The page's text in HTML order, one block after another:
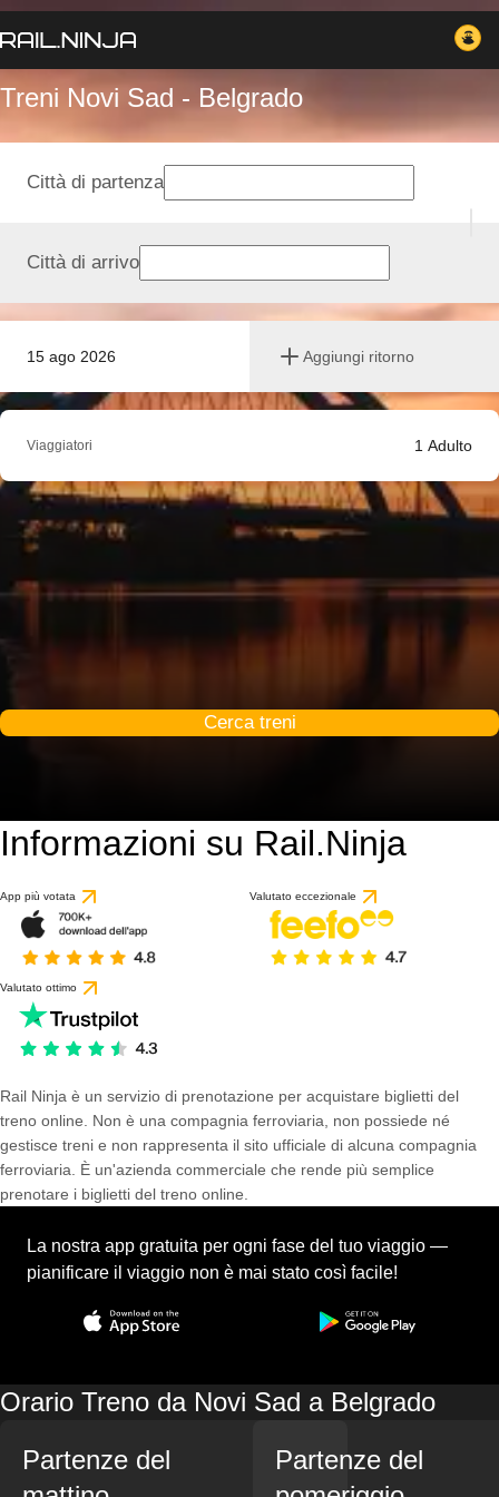
Treni Novi Sad - Belgrado
15 ago 2026 Aggiungi ritorno
Città di partenza
Città di arrivo
Viaggiatori 1 Adulto
Cerca treni
Informazioni su Rail.Ninja
App più votata Valutato eccezionale
Valutato ottimo
Rail Ninja è un servizio di prenotazione per acquistare biglietti del
treno online. Non è una compagnia ferroviaria, non possiede né
gestisce treni e non rappresenta il sito ufficiale di alcuna compagnia
ferroviaria. È un'azienda commerciale che rende più semplice
prenotare i biglietti del treno online.
La nostra app gratuita per ogni fase del tuo viaggio —
pianificare il viaggio non è mai stato così facile!
Orario Treno da Novi Sad a Belgrado
Partenze del
Partenze del
9 / 10
basato su 1